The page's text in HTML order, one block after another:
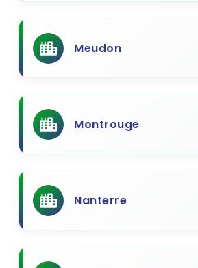
Meudon
Montrouge
Nanterre